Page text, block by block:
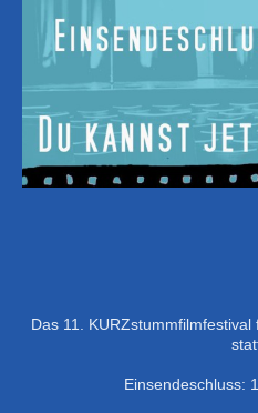
Das 11.
Einsendeschluss: